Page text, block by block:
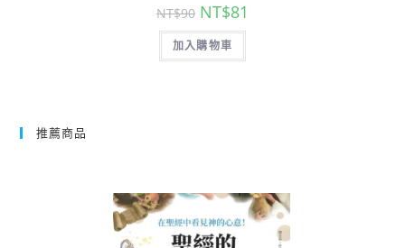
NT$90 NT$81
加入購物車
推薦商品